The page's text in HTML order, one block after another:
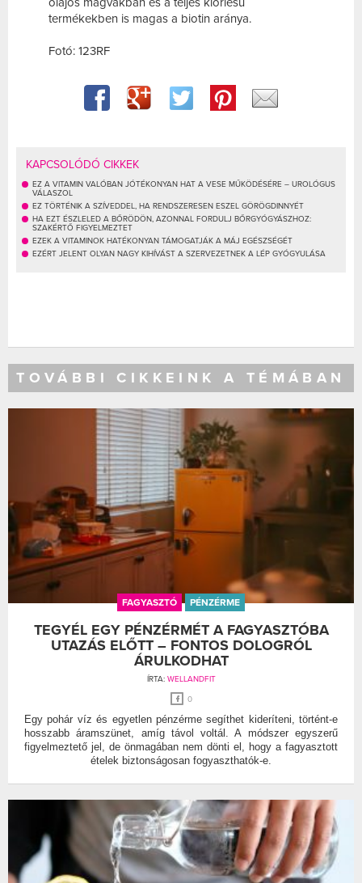
termékekben is magas a biotin aránya.
Fotó: 123RF
KAPCSOLÓDÓ CIKKEK
EZ A VITAMIN VALÓBAN JÓTÉKONYAN HAT A VESE MŰKÖDÉSÉRE – UROLÓGUS
VÁLASZOL
EZ TÖRTÉNIK A SZÍVEDDEL, HA RENDSZERESEN ESZEL GÖRÖGDINNYÉT
HA EZT ÉSZLELED A BŐRÖDÖN, AZONNAL FORDULJ BŐRGYÓGYÁSZHOZ:
SZAKÉRTŐ FIGYELMEZTET
EZEK A VITAMINOK HATÉKONYAN TÁMOGATJÁK A MÁJ EGÉSZSÉGÉT
EZÉRT JELENT OLYAN NAGY KIHÍVÁST A SZERVEZETNEK A LÉP GYÓGYULÁSA
TOVÁBBI CIKKEINK A TÉMÁBAN
FAGYASZTÓ PÉNZÉRME
TEGYÉL EGY PÉNZÉRMÉT A FAGYASZTÓBA
UTAZÁS ELŐTT – FONTOS DOLOGRÓL
ÁRULKODHAT
ÍRTA: WELLANDFIT
0
Egy pohár víz és egyetlen pénzérme segíthet kideríteni, történt-e
hosszabb áramszünet, amíg távol voltál. A módszer egyszerű
figyelmeztető jel, de önmagában nem dönti el, hogy a fagyasztott
ételek biztonságosan fogyaszthatók-e.